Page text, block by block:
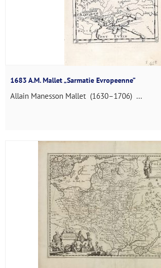
1683 A.M. Mallet „Sarmatie Evropeenne”
Allain Manesson Mallet (1630–1706) ...